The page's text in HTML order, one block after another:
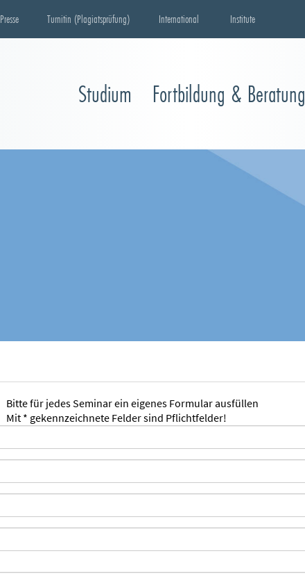
Presse Turnitin (Plagiatsprüfung) International Institute
Studium Fortbildung & Beratung
Bitte für jedes Seminar ein eigenes Formular ausfüllen
Mit * gekennzeichnete Felder sind Pflichtfelder!